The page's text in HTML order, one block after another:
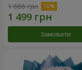
1 666 грн
Замовити